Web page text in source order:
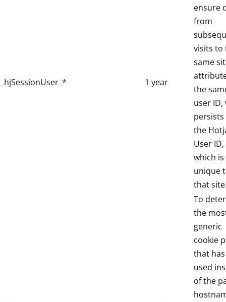
_hjSessionUser_* 1 year
ensure
from
visits to
same
the
user ID,
persists
the
User ID,
which is
unique
that
To
the
generic
cookie
that
used
of the